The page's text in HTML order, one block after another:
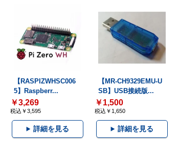
【RASPIZWHSC006
5】Raspberr...
￥3,269
税込￥3,595
詳細を見る
【MR-CH9329EMU-U
SB】USB接続版...
￥1,500
税込￥1,650
詳細を見る